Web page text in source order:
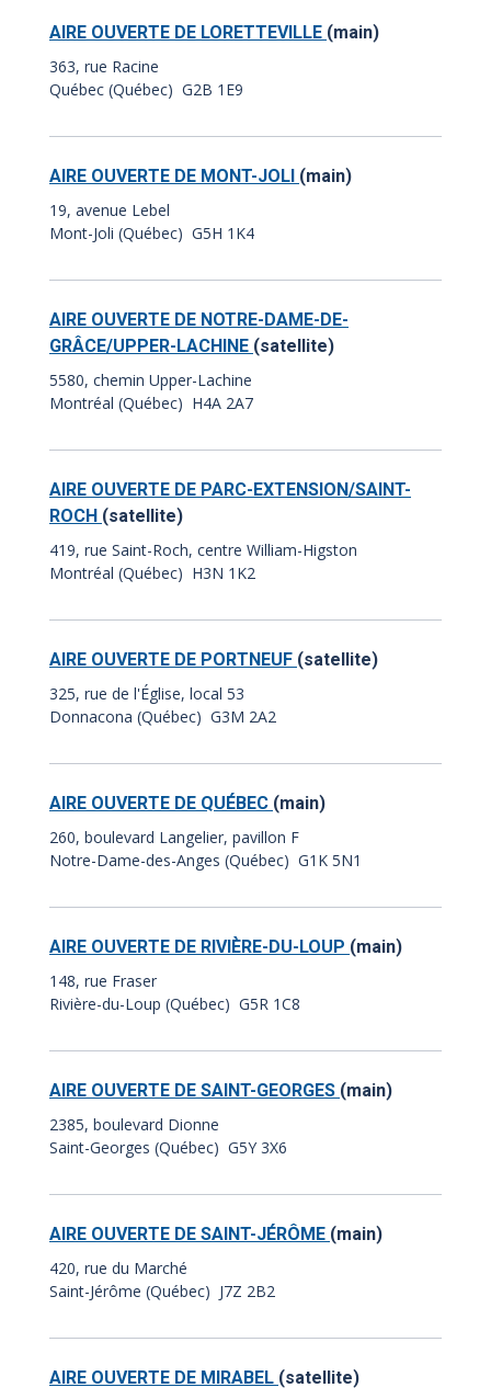
AIRE OUVERTE DE LORETTEVILLE (main)
363, rue Racine
Québec (Québec) G2B 1E9
AIRE OUVERTE DE MONT-JOLI (main)
19, avenue Lebel
Mont-Joli (Québec) G5H 1K4
AIRE OUVERTE DE NOTRE-DAME-DE-
GRÂCE/UPPER-LACHINE (satellite)
5580, chemin Upper-Lachine
Montréal (Québec) H4A 2A7
AIRE OUVERTE DE PARC-EXTENSION/SAINT-
ROCH (satellite)
419, rue Saint-Roch, centre William-Higston
Montréal (Québec) H3N 1K2
AIRE OUVERTE DE PORTNEUF (satellite)
325, rue de l'Église, local 53
Donnacona (Québec) G3M 2A2
AIRE OUVERTE DE QUÉBEC (main)
260, boulevard Langelier, pavillon F
Notre-Dame-des-Anges (Québec) G1K 5N1
AIRE OUVERTE DE RIVIÈRE-DU-LOUP (main)
148, rue Fraser
Rivière-du-Loup (Québec) G5R 1C8
AIRE OUVERTE DE SAINT-GEORGES (main)
2385, boulevard Dionne
Saint-Georges (Québec) G5Y 3X6
AIRE OUVERTE DE SAINT-JÉRÔME (main)
420, rue du Marché
Saint-Jérôme (Québec) J7Z 2B2
AIRE OUVERTE DE MIRABEL (satellite)